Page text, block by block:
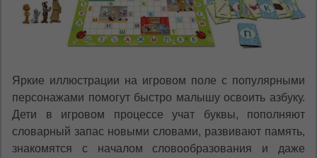
Яркие иллюстрации на игровом поле с популярными
персонажами помогут быстро малышу освоить азбуку.
Дети в игровом процессе учат буквы, пополняют
словарный запас новыми словами, развивают память,
знакомятся с началом словообразования и даже